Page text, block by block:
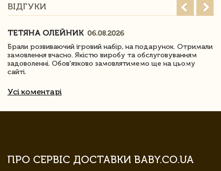
ВІДГУКИ
ТЕТЯНА ОЛЕЙНИК 06.08.2026
Брали розвиваючий ігровий набір, на подарунок. Отримали
замовлення вчасно. Якістю виробу та обслуговуванням
задоволенні. Обов'язково замовлятимемо ще на цьому
сайті.
Усі коментарі
ПРО СЕРВІС ДОСТАВКИ BABY.CO.UA